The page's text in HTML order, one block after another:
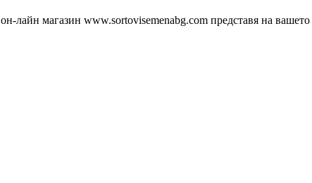
лайн магазин www.sortovisemenabg.com представя на